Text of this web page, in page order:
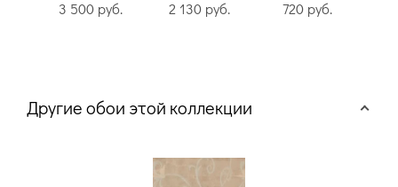
3 500 руб. 2 130 руб. 720 руб.
Другие обои этой коллекции